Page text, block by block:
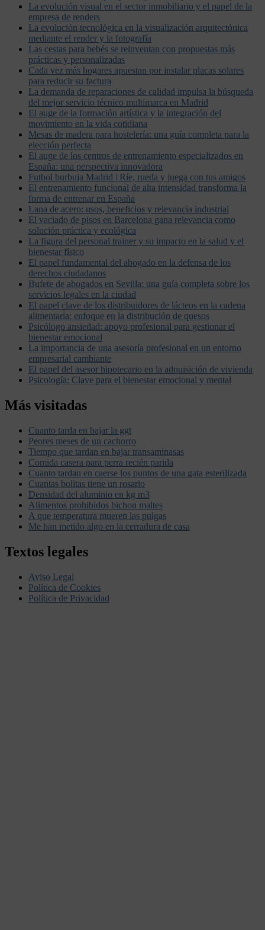
La evolución visual en el sector inmobiliario y el papel de la
empresa de renders
La evolución tecnológica en la visualización arquitectónica
mediante el render y la fotografía
Las cestas para bebés se reinventan con propuestas más
prácticas y personalizadas
Cada vez más hogares apuestan por instalar placas solares
para reducir su factura
La demanda de reparaciones de calidad impulsa la búsqueda
del mejor servicio técnico multimarca en Madrid
El auge de la formación artística y la integración del
movimiento en la vida cotidiana
Mesas de madera para hostelería: una guía completa para la
elección perfecta
El auge de los centros de entrenamiento especializados en
España: una perspectiva innovadora
Futbol burbuja Madrid | Ríe, rueda y juega con tus amigos
El entrenamiento funcional de alta intensidad transforma la
forma de entrenar en España
Lana de acero: usos, beneficios y relevancia industrial
El vaciado de pisos en Barcelona gana relevancia como
solución práctica y ecológica
La figura del personal trainer y su impacto en la salud y el
bienestar físico
El papel fundamental del abogado en la defensa de los
derechos ciudadanos
Bufete de abogados en Sevilla: una guía completa sobre los
servicios legales en la ciudad
El papel clave de los distribuidores de lácteos en la cadena
alimentaria: enfoque en la distribución de quesos
Psicólogo ansiedad: apoyo profesional para gestionar el
bienestar emocional
La importancia de una asesoría profesional en un entorno
empresarial cambiante
El papel del asesor hipotecario en la adquisición de vivienda
Psicología: Clave para el bienestar emocional y mental
Más visitadas
Cuanto tarda en bajar la ggt
Peores meses de un cachorro
Tiempo que tardan en bajar transaminasas
Comida casera para perra recién parida
Cuanto tardan en caerse los puntos de una gata esterilizada
Cuantas bolitas tiene un rosario
Densidad del aluminio en kg m3
Alimentos prohibidos bichon maltes
A que temperatura mueren las pulgas
Me han metido algo en la cerradura de casa
Textos legales
Aviso Legal
Política de Cookies
Política de Privacidad